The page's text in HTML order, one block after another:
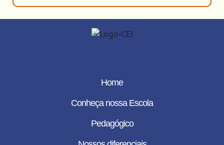
Home
Conheça nossa Escola
Pedagógico